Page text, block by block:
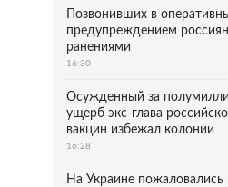
Позвонивших в
предупреждением
ранениями
16:30
Осужденный за
ущерб экс-глава
вакцин избежал колонии
16:28
На Украине пожаловались